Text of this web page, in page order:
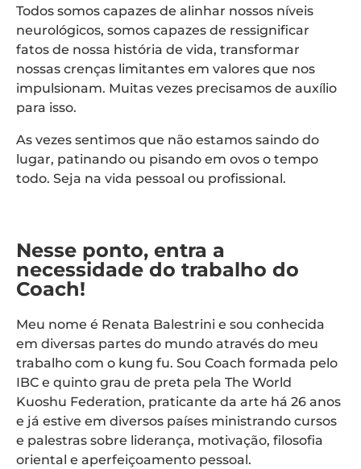
Todos somos capazes de alinhar nossos níveis
neurológicos, somos capazes de ressignificar
fatos de nossa história de vida, transformar
nossas crenças limitantes em valores que nos
impulsionam. Muitas vezes precisamos de auxílio
para isso.
As vezes sentimos que não estamos saindo do
lugar, patinando ou pisando em ovos o tempo
todo. Seja na vida pessoal ou profissional.
Nesse ponto, entra a
necessidade do trabalho do
Coach!
Meu nome é Renata Balestrini e sou conhecida
em diversas partes do mundo através do meu
trabalho com o kung fu. Sou Coach formada pelo
IBC e quinto grau de preta pela The World
Kuoshu Federation, praticante da arte há 26 anos
e já estive em diversos países ministrando cursos
e palestras sobre liderança, motivação, filosofia
oriental e aperfeiçoamento pessoal.